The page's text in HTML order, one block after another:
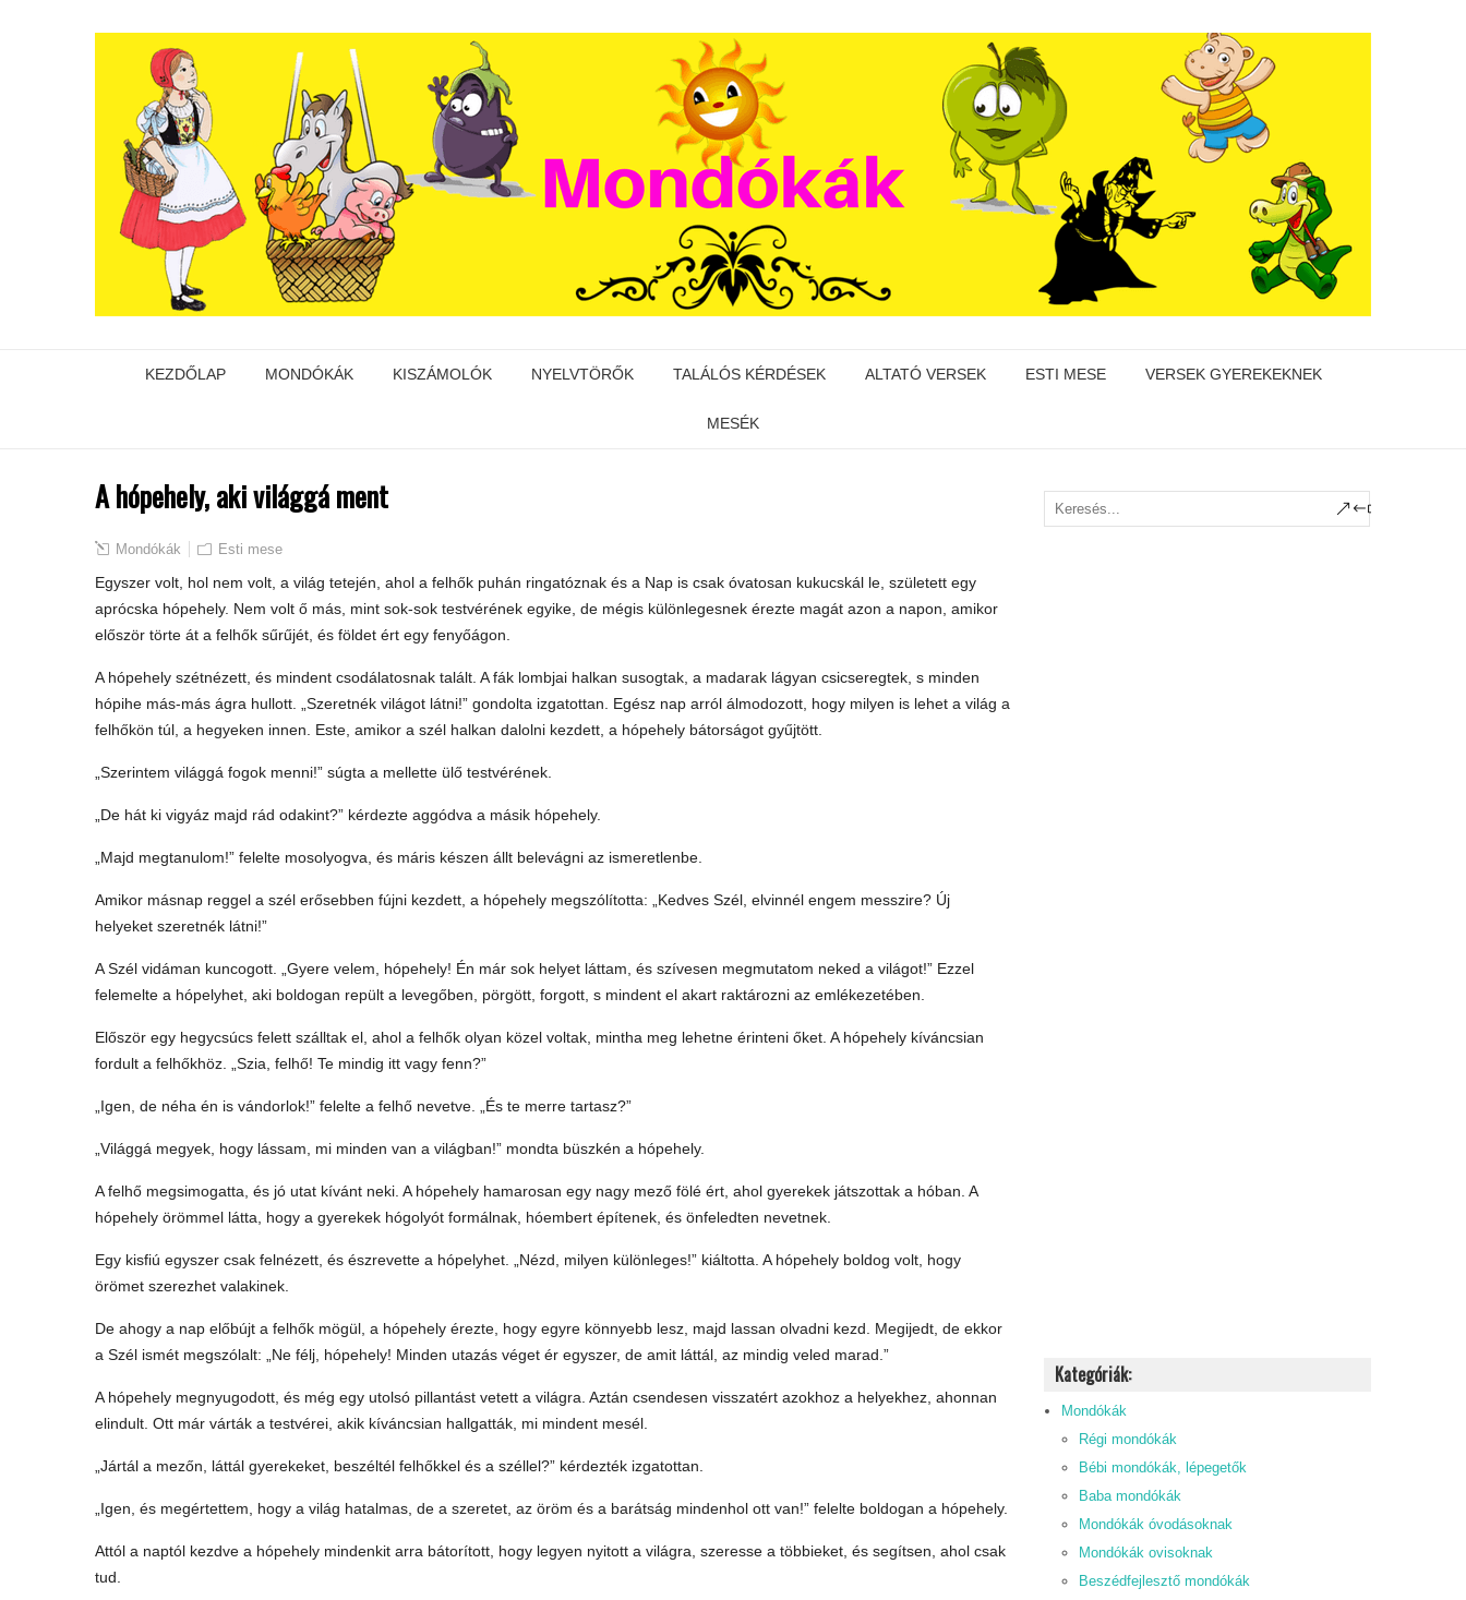
KEZDŐLAP MONDÓKÁK KISZÁMOLÓK NYELVTÖRŐK TALÁLÓS KÉRDÉSEK ALTATÓ VERSEK ESTI MESE VERSEK GYEREKEKNEK
MESÉK
A hópehely, aki világgá ment
Mondókák Esti mese
Egyszer volt, hol nem volt, a világ tetején, ahol a felhők puhán ringatóznak és a Nap is csak óvatosan kukucskál le, született egy
aprócska hópehely. Nem volt ő más, mint sok-sok testvérének egyike, de mégis különlegesnek érezte magát azon a napon, amikor
először törte át a felhők sűrűjét, és földet ért egy fenyőágon.
A hópehely szétnézett, és mindent csodálatosnak talált. A fák lombjai halkan susogtak, a madarak lágyan csicseregtek, s minden
hópihe más-más ágra hullott. „Szeretnék világot látni!” gondolta izgatottan. Egész nap arról álmodozott, hogy milyen is lehet a világ a
felhőkön túl, a hegyeken innen. Este, amikor a szél halkan dalolni kezdett, a hópehely bátorságot gyűjtött.
„Szerintem világgá fogok menni!” súgta a mellette ülő testvérének.
„De hát ki vigyáz majd rád odakint?” kérdezte aggódva a másik hópehely.
„Majd megtanulom!” felelte mosolyogva, és máris készen állt belevágni az ismeretlenbe.
Amikor másnap reggel a szél erősebben fújni kezdett, a hópehely megszólította: „Kedves Szél, elvinnél engem messzire? Új
helyeket szeretnék látni!”
A Szél vidáman kuncogott. „Gyere velem, hópehely! Én már sok helyet láttam, és szívesen megmutatom neked a világot!” Ezzel
felemelte a hópelyhet, aki boldogan repült a levegőben, pörgött, forgott, s mindent el akart raktározni az emlékezetében.
Először egy hegycsúcs felett szálltak el, ahol a felhők olyan közel voltak, mintha meg lehetne érinteni őket. A hópehely kíváncsian
fordult a felhőkhöz. „Szia, felhő! Te mindig itt vagy fenn?”
„Igen, de néha én is vándorlok!” felelte a felhő nevetve. „És te merre tartasz?”
„Világgá megyek, hogy lássam, mi minden van a világban!” mondta büszkén a hópehely.
A felhő megsimogatta, és jó utat kívánt neki. A hópehely hamarosan egy nagy mező fölé ért, ahol gyerekek játszottak a hóban. A
hópehely örömmel látta, hogy a gyerekek hógolyót formálnak, hóembert építenek, és önfeledten nevetnek.
Egy kisfiú egyszer csak felnézett, és észrevette a hópelyhet. „Nézd, milyen különleges!” kiáltotta. A hópehely boldog volt, hogy
örömet szerezhet valakinek.
De ahogy a nap előbújt a felhők mögül, a hópehely érezte, hogy egyre könnyebb lesz, majd lassan olvadni kezd. Megijedt, de ekkor
a Szél ismét megszólalt: „Ne félj, hópehely! Minden utazás véget ér egyszer, de amit láttál, az mindig veled marad.”
A hópehely megnyugodott, és még egy utolsó pillantást vetett a világra. Aztán csendesen visszatért azokhoz a helyekhez, ahonnan
elindult. Ott már várták a testvérei, akik kíváncsian hallgatták, mi mindent mesél.
„Jártál a mezőn, láttál gyerekeket, beszéltél felhőkkel és a széllel?” kérdezték izgatottan.
„Igen, és megértettem, hogy a világ hatalmas, de a szeretet, az öröm és a barátság mindenhol ott van!” felelte boldogan a hópehely.
Attól a naptól kezdve a hópehely mindenkit arra bátorított, hogy legyen nyitott a világra, szeresse a többieket, és segítsen, ahol csak
tud.
Kategóriák:
Mondókák
Régi mondókák
Bébi mondókák, lépegetők
Baba mondókák
Mondókák óvodásoknak
Mondókák ovisoknak
Beszédfejlesztő mondókák